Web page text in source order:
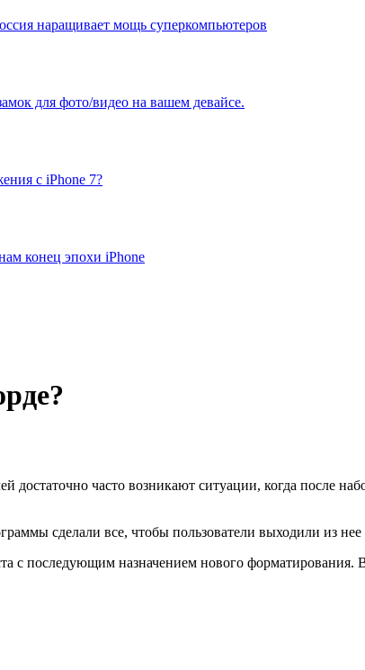
наращивает мощь суперкомпьютеров
для фото/видео на вашем девайсе.
с iPhone 7?
конец эпохи iPhone
достаточно часто возникают ситуации, когда после
сделали все, чтобы пользователи выходили из
с последующим назначением нового